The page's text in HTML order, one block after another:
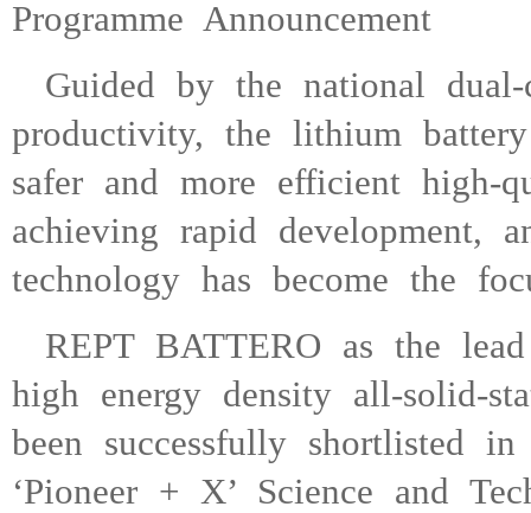
Programme Announcement
Guided by the national
productivity, the lithium
safer and more efficient high-
achieving rapid development,
technology has become the
REPT BATTERO as the
high energy density all-solid-
been successfully shortlisted
‘Pioneer + X’ Science and